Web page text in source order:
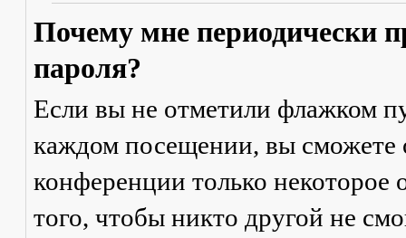
Почему мне периодически
пароля?
Если вы не отметили флажком
каждом посещении, вы сможете
конференции только некоторое
того, чтобы никто другой не